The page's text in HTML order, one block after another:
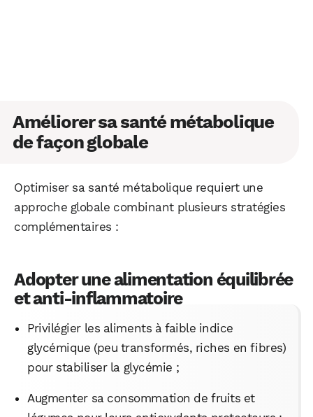
Améliorer sa santé métabolique
de façon globale
Optimiser sa santé métabolique requiert une
approche globale combinant plusieurs stratégies
complémentaires :
Adopter une alimentation équilibrée
et anti-inflammatoire
Privilégier les aliments à faible indice
glycémique (peu transformés, riches en fibres)
pour stabiliser la glycémie ;
Augmenter sa consommation de fruits et